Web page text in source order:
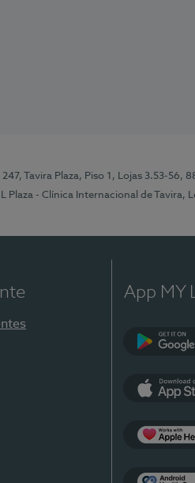
Tavira Plaza, Piso 1, Lojas 3.53-56,
Plaza - Clínica Internacional de Tavira,
App MY